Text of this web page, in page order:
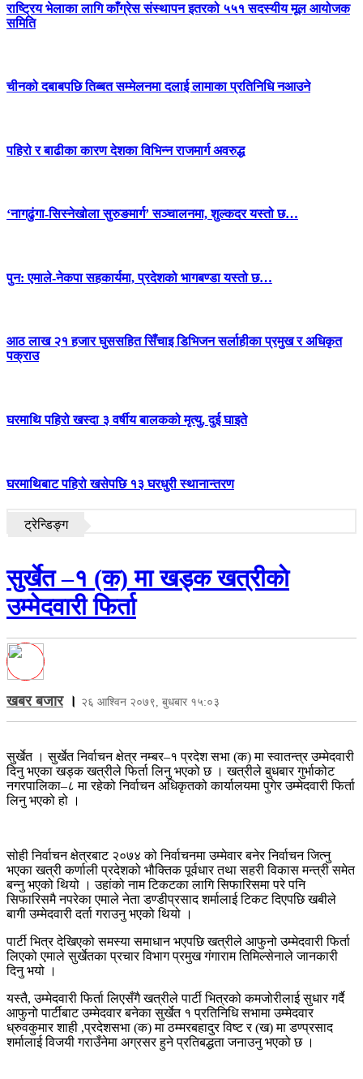
राष्ट्रिय भेलाका लागि काँग्रेस संस्थापन इतरको ५५१ सदस्यीय मूल आयोजक
समिति
चीनको दबाबपछि तिब्बत सम्मेलनमा दलाई लामाका प्रतिनिधि नआउने
पहिरो र बाढीका कारण देशका विभिन्न राजमार्ग अवरुद्ध
‘नागढुंगा-सिस्नेखोला सुरुङमार्ग’ सञ्चालनमा, शुल्कदर यस्तो छ…
पुन: एमाले-नेकपा सहकार्यमा, प्रदेशको भागबण्डा यस्तो छ…
आठ लाख २१ हजार घुससहित सिँचाइ डिभिजन सर्लाहीका प्रमुख र अधिकृत
पक्राउ
घरमाथि पहिरो खस्दा ३ वर्षीय बालकको मृत्यु, दुई घाइते
घरमाथिबाट पहिरो खसेपछि १३ घरधुरी स्थानान्तरण
ट्रेन्डिङ्ग
सुर्खेत –१ (क) मा खड्क खत्रीकाे
उम्मेदवारी फिर्ता
खबर बजार। २६ आश्विन २०७९, बुधबार १५:०३
सुर्खेत । सुर्खेत निर्वाचन क्षेत्र नम्बर–१ प्रदेश सभा (क) मा स्वातन्त्र उम्मेदवारी
दिनु भएका खड्क खत्रीले फिर्ता लिनु भएको छ । खत्रीले बुधबार गुर्भाकोट
नगरपालिका–८ मा रहेको निर्वाचन अधिकृतको कार्यालयमा पुगेर उम्मेदवारी फिर्ता
लिनु भएको हो ।
सोही निर्वाचन क्षेत्रबाट २०७४ को निर्वाचनमा उम्मेवार बनेर निर्वाचन जित्नु
भएका खत्री कर्णाली प्रदेशको भौक्तिक पूर्वधार तथा सहरी विकास मन्त्री समेत
बन्नु भएको थियो । उहांको नाम टिकटका लागि सिफारिसमा परे पनि
सिफारिसमै नपरेका एमाले नेता डण्डीप्रसाद शर्मालाई टिकट दिएपछि खबीले
बागी उम्मेदवारी दर्ता गराउनु भएको थियो ।
पार्टी भित्र देखिएको समस्या समाधान भएपछि खत्रीले आफुनो उम्मेदवारी फिर्ता
लिएको एमाले सुर्खेतका प्रचार विभाग प्रमुख गंगाराम तिमिल्सेनाले जानकारी
दिनु भयो ।
यस्तै, उम्मेदवारी फिर्ता लिएसँगै खत्रीले पार्टी भित्रको कमजोरीलाई सुधार गर्दै
आफुनो पार्टीबाट उम्मेदवार बनेका सुर्खेत १ प्रतिनिधि सभामा उम्मेदवार
ध्रुवकुमार शाही ,प्रदेशसभा (क) मा ठम्मरबहादुर विष्ट र (ख) मा डण्प्रसाद
शर्मालाई विजयी गराउँनेमा अग्रसर हुने प्रतिबद्धता जनाउनु भएको छ ।